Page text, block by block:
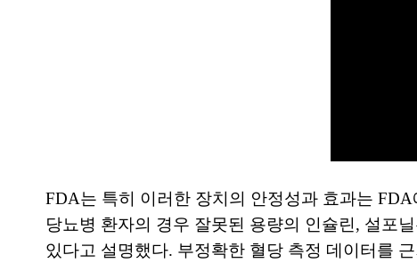
FDA는 특히 이러한 장치의 안정성과 효과는
당뇨병 환자의 경우 잘못된 용량의 인슐린, 설포
있다고 설명했다. 부정확한 혈당 측정 데이터를